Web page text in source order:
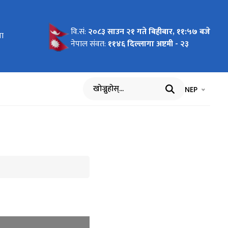
२०८२
:-
:-
वि.सं: २०८३ साउन २१ गते बिहीबार, ११:५७ बजे
नेपाल संवत: ११४६ दिल्लागा अष्टमी - २३
खोज्नुहोस् भाषा चयन
NEP